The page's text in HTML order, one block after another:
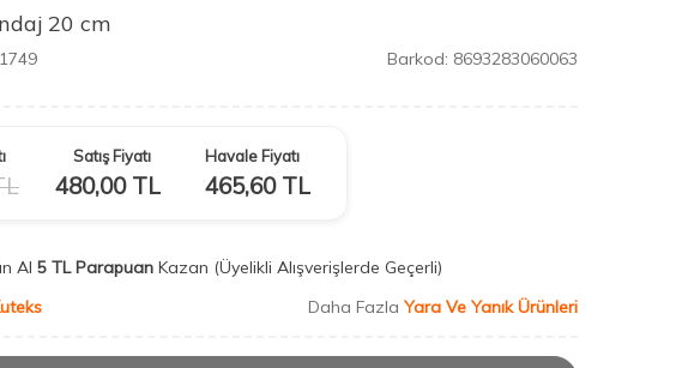
20 cm
Barkod: 8693283060063
Satış Fiyatı
480,00TL
Havale Fiyatı
465,60TL
Al 5 TL Parapuan Kazan (Üyelikli Alışverişlerde Geçerli)
Daha Fazla Yara Ve Yanık Ürünleri